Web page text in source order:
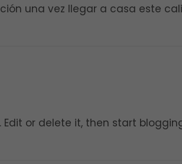
una vez llegar a casa este
Edit or delete it, then start